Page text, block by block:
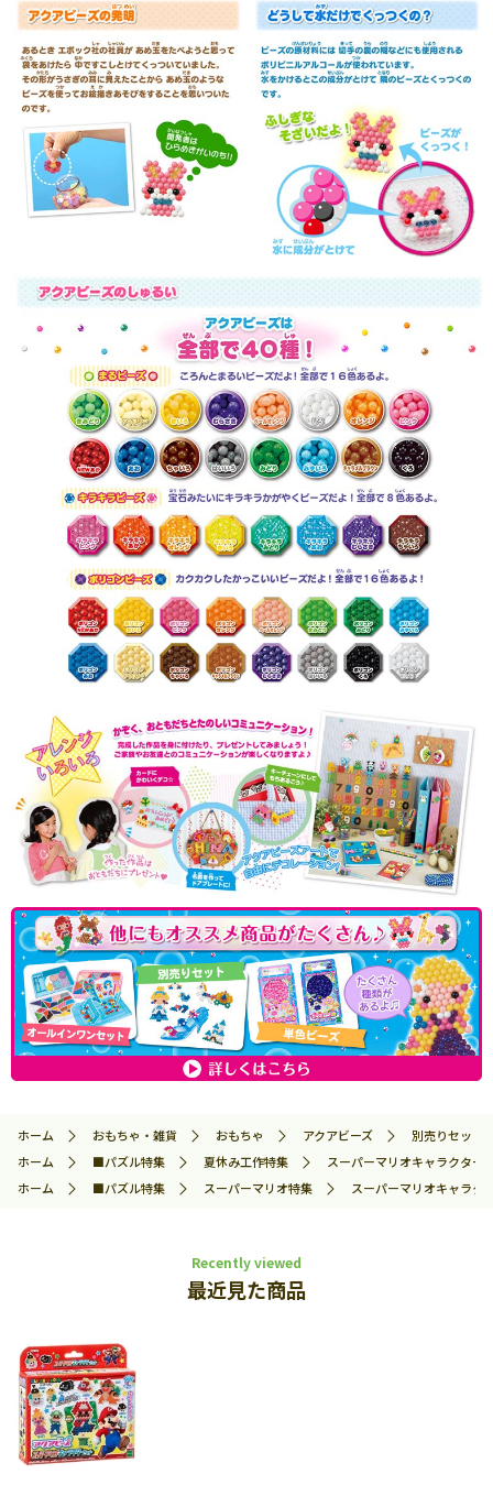
ホーム おもちゃ・雑貨 おもちゃ アクアビーズ
別売りセット
ホーム
■パズル特集 夏休み工作特集
スーパーマリオキャラクタ
ホーム
■パズル特集 スーパーマリオ特集 スーパーマリオキャラ
Recently viewed
最近見た商品